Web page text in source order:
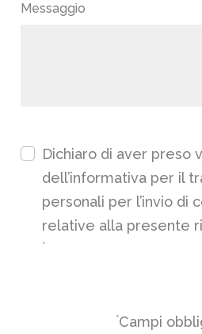
Messaggio
Dichiaro di aver preso
dell’informativa per il
personali per l’invio di
relative alla presente
*
*Campi